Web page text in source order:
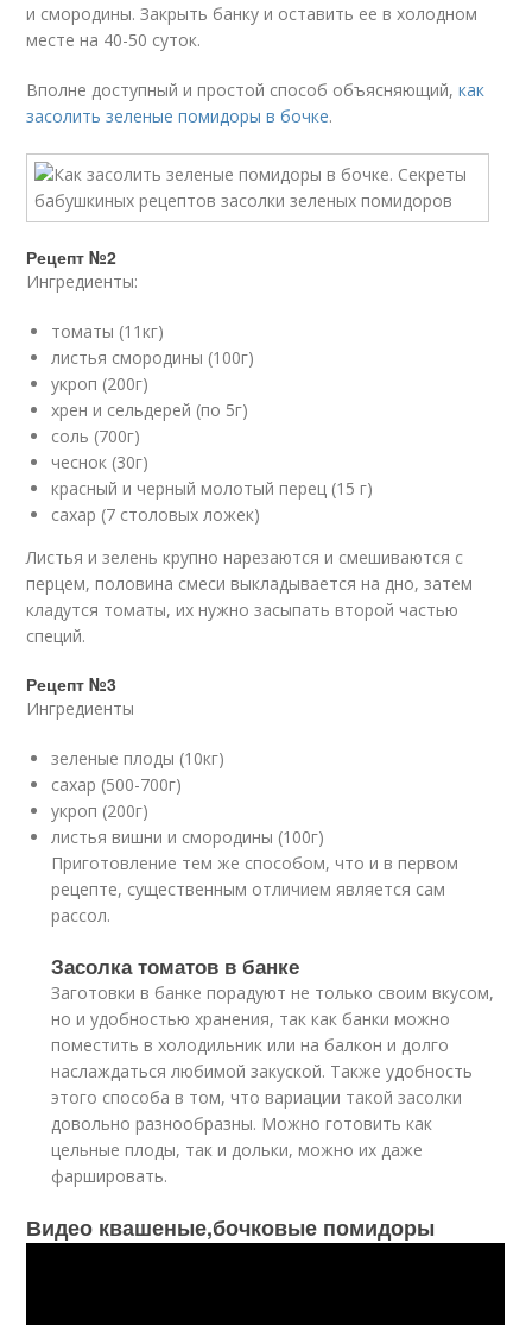
и смородины. Закрыть банку и оставить ее в холодном
месте на 40-50 суток.
Вполне доступный и простой способ объясняющий,как
засолить зеленые помидоры в бочке.
Рецепт №2
Ингредиенты:
томаты (11кг)
листья смородины (100г)
укроп (200г)
хрен и сельдерей (по 5г)
соль (700г)
чеснок (30г)
красный и черный молотый перец (15 г)
сахар (7 столовых ложек)
Листья и зелень крупно нарезаются и смешиваются с
перцем, половина смеси выкладывается на дно, затем
кладутся томаты, их нужно засыпать второй частью
специй.
Рецепт №3
Ингредиенты
зеленые плоды (10кг)
сахар (500-700г)
укроп (200г)
листья вишни и смородины (100г)
Приготовление тем же способом, что и в первом
рецепте, существенным отличием является сам
рассол.
Засолка томатов в банке
Заготовки в банке порадуют не только своим вкусом,
но и удобностью хранения, так как банки можно
поместить в холодильник или на балкон и долго
наслаждаться любимой закуской. Также удобность
этого способа в том, что вариации такой засолки
довольно разнообразны. Можно готовить как
цельные плоды, так и дольки, можно их даже
фаршировать.
Видео квашеные,бочковые помидоры